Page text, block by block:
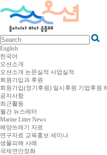
English
한국어
오션소개
오션소개 논문실적 사업실적
회원가입과 후원
회원가입(정기후원) 일시후원 기업후원
공지사항
최근활동
월간 뉴스레터
Marine Litter News
해양쓰레기 자료
연구자료 교육홍보 세미나
생물피해 사례
국제연안정화